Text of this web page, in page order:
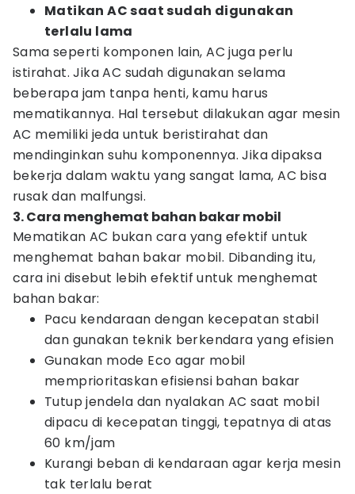
Matikan AC saat sudah digunakan
terlalu lama
Sama seperti komponen lain, AC juga perlu
istirahat. Jika AC sudah digunakan selama
beberapa jam tanpa henti, kamu harus
mematikannya. Hal tersebut dilakukan agar mesin
AC memiliki jeda untuk beristirahat dan
mendinginkan suhu komponennya. Jika dipaksa
bekerja dalam waktu yang sangat lama, AC bisa
rusak dan malfungsi.
3. Cara menghemat bahan bakar mobil
Mematikan AC bukan cara yang efektif untuk
menghemat bahan bakar mobil. Dibanding itu,
cara ini disebut lebih efektif untuk menghemat
bahan bakar:
Pacu kendaraan dengan kecepatan stabil
dan gunakan teknik berkendara yang efisien
Gunakan mode Eco agar mobil
memprioritaskan efisiensi bahan bakar
Tutup jendela dan nyalakan AC saat mobil
dipacu di kecepatan tinggi, tepatnya di atas
60 km/jam
Kurangi beban di kendaraan agar kerja mesin
tak terlalu berat